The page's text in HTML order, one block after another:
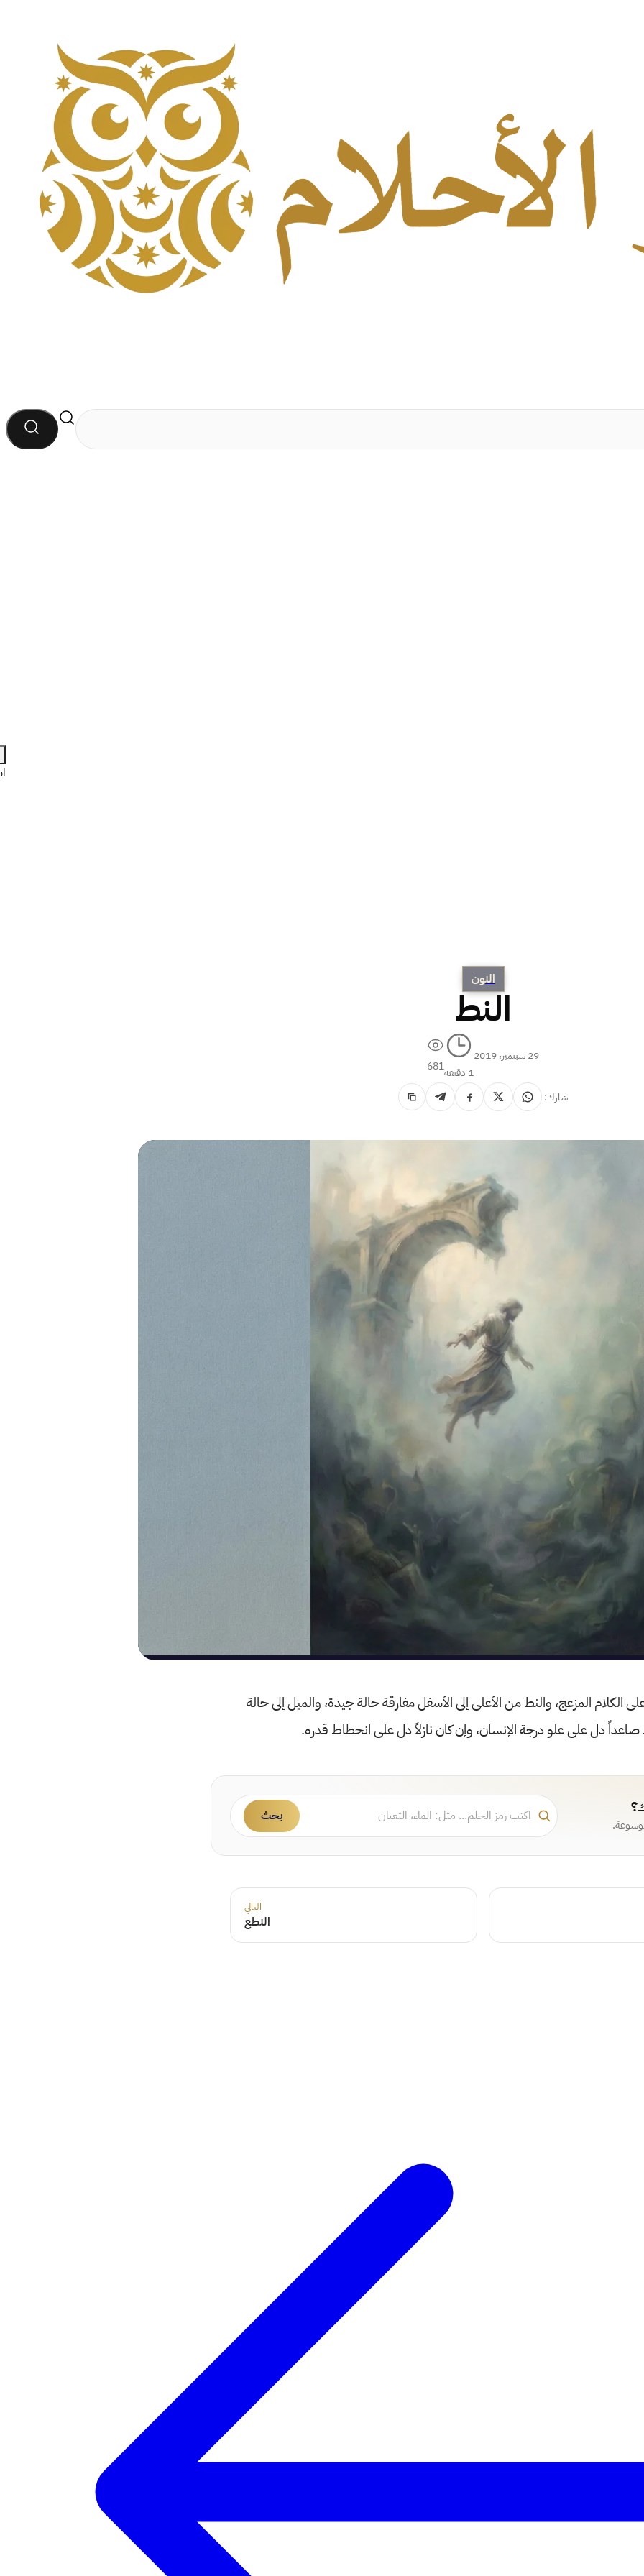
النون
النط
29 سبتمبر، 2019
1 دقيقة
681
شارك:
الكلام المزعج، والنط من الأعلى إلى الأسفل مفارقة حالة جيدة، والميل إلى حالة
صاعداً دل على علو درجة الإنسان، وإن كان نازلاً دل على انحطاط قدره.
بحث
التالي
النطع